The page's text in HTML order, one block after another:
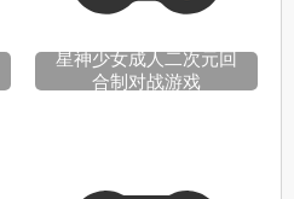
星神少女成人二次元回
合制对战游戏